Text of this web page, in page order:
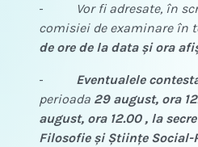
-
Vor fi adresate, în
comisiei de examinare în
de ore de la data şi ora
- Eventualele
perioada 29 august, ora
august, ora 12.00 , la
Filosofie şi Ştiinţe Social-